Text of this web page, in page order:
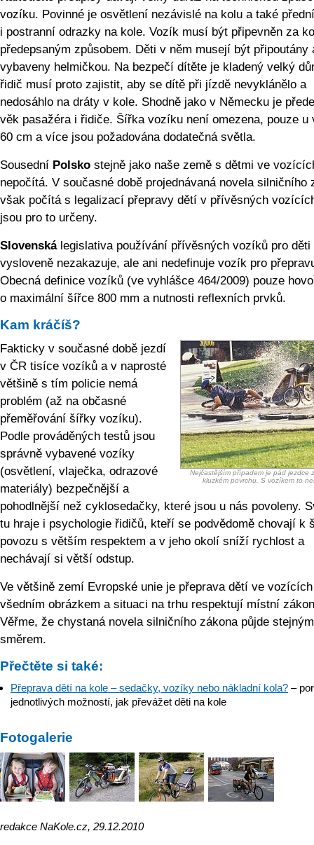
vozíku. Povinné je osvětlení nezávislé na kolu a také
i postranní odrazky na kole. Vozík musí být připevněn za
předepsaným způsobem. Děti v něm musejí být připoutány
vybaveny helmičkou. Na bezpečí dítěte je kladený velký
řidič musí proto zajistit, aby se dítě při jízdě nevyklánělo a
nedosáhlo na dráty v kole. Shodně jako v Německu je
věk pasažéra i řidiče. Šířka vozíku není omezena, pouze u
60 cm a více jsou požadována dodatečná světla.
Sousední Polsko stejně jako naše země s dětmi ve
nepočítá. V současné době projednávaná novela silničního
však počítá s legalizací přepravy dětí v přívěsných
jsou pro to určeny.
Slovenskálegislativa používání přívěsných vozíků pro děti
vysloveně nezakazuje, ale ani nedefinuje vozík pro
Obecná definice vozíků (ve vyhlášce 464/2009) pouze
o maximální šířce 800 mm a nutnosti reflexních prvků.
Kam kráčíš?
Nejčastějším případem je pád jezdce
kluzkém povrchu. S vozíkem to
Fakticky v současné době jezdí
v ČR tisíce vozíků a v naprosté
většině s tím policie nemá
problém (až na občasné
přeměřování šířky vozíku).
Podle prováděných testů jsou
správně vybavené vozíky
(osvětlení, vlaječka, odrazové
materiály) bezpečnější a
pohodlnější než cyklosedačky, které jsou u nás povoleny.
tu hraje i psychologie řidičů, kteří se podvědomě chovají k
povozu s větším respektem a v jeho okolí sníží rychlost a
nechávají si větší odstup.
Ve většině zemí Evropské unie je přeprava dětí ve vozících
všedním obrázkem a situaci na trhu respektují místní
Věřme, že chystaná novela silničního zákona půjde stejným
směrem.
Přečtěte si také:
Přeprava dětí na kole – sedačky, vozíky nebo nákladní kola? –
jednotlivých možností, jak převážet děti na kole
Fotogalerie
redakce NaKole.cz, 29.12.2010